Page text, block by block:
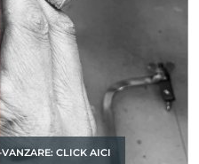
CLICK AICI